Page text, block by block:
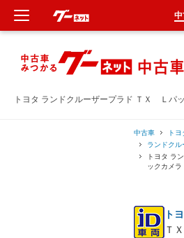
トヨタ ランドクルーザープラド ＴＸ Ｌ
中古車 ト
ランドク
トヨタ ラ
ックカメ
ト
Ｔ
新車
中古車